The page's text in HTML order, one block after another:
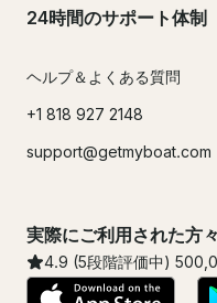
24時間のサポート体制
ヘルプ＆よくある質問
+1 818 927 2148
support@getmyboat.com
実際にご利用された方
4.9 (5段階評価中)